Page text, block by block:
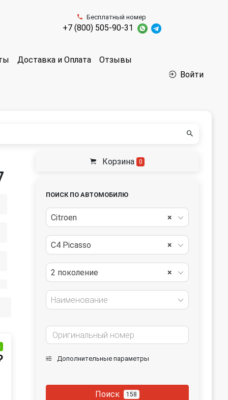
Бесплатный номер
+7 (800) 505-90-31
Доставка и Оплата Отзывы
Войти
Корзина 0
ПОИСК ПО АВТОМОБИЛЮ
×
Citroen
×
C4 Picasso
×
2 поколение
Наименование
Дополнительные параметры
Поиск 158